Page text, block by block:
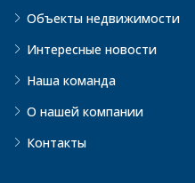
Объекты недвижимости
Интересные новости
Наша команда
О нашей компании
Контакты